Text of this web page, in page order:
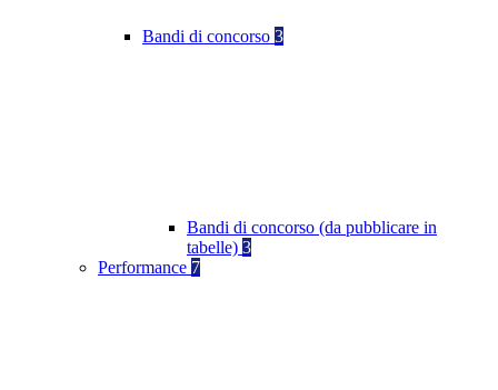
Bandi di concorso 3
Bandi di concorso (da pubblicare in
tabelle) 3
Performance 7